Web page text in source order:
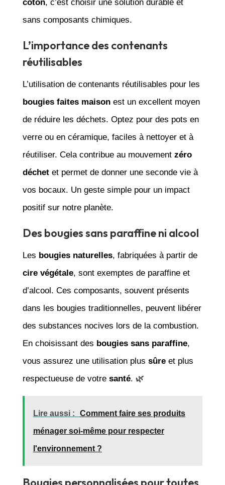
coton, c’est choisir une solution durable et
sans composants chimiques.
L’importance des contenants
réutilisables
L’utilisation de contenants réutilisables pour les
bougies faites maisonest un excellent moyen
de réduire les déchets. Optez pour des pots en
verre ou en céramique, faciles à nettoyer et à
réutiliser. Cela contribue au mouvement zéro
déchetet permet de donner une seconde vie à
vos bocaux. Un geste simple pour un impact
positif sur notre planète.
Des bougies sans paraffine ni alcool
Les bougies naturelles, fabriquées à partir de
cire végétale, sont exemptes de paraffine et
d’alcool. Ces composants, souvent présents
dans les bougies traditionnelles, peuvent libérer
des substances nocives lors de la combustion.
En choisissant des bougies sans paraffine,
vous assurez une utilisation plus sûreet plus
respectueuse de votre santé. 🌿
Lire aussi : Comment faire ses produits
ménager soi-même pour respecter
l'environnement ?